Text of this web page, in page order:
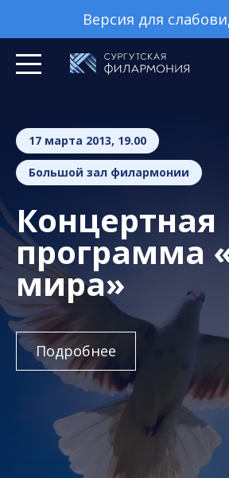
Версия для
17 марта 2013, 19.00
Большой зал филармонии
Концертная
программа
мира»
Подробнее